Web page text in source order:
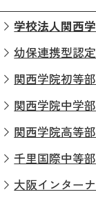
学校法人関西
幼保連携型認
関西学院初等部
関西学院中学部
関西学院高等部
千里国際中等
大阪インター